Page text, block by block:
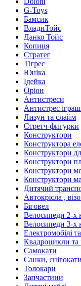
G-Toys
Бамсик
ВладиТойс
Данко Тойс
Копиця
Стратег
Тігрес
Юніка
Ідейка
Оріон
Антистреси
Антистрес
Лизун та слайм
Стретч-фигурки
Конструктори
Конструктора
Конструктори
Конструктори
Конструктори
Конструктори
Дитячий
Автокрісла ,
Біговел
Велосипеди 2-х
Велосипеди 3-х
Електромобілі
Квадроцикли та
Самокати
Санки, снігокати
Толокари
Запчастини